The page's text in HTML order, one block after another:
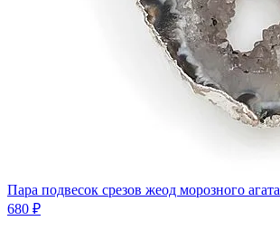
Пара подвесок срезов жеод морозного агата
680 ₽